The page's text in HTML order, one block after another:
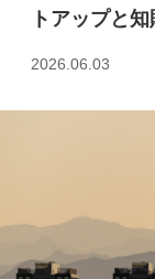
トアップと
2026.06.03